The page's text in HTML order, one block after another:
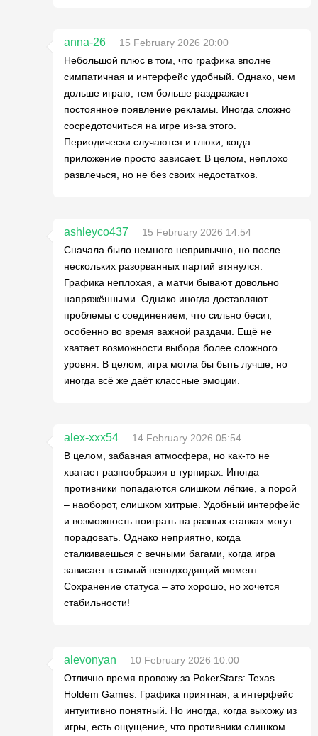
anna-26
15 February 2026 20:00
Небольшой плюс в том, что графика вполне
симпатичная и интерфейс удобный. Однако, чем
дольше играю, тем больше раздражает
постоянное появление рекламы. Иногда сложно
сосредоточиться на игре из-за этого.
Периодически случаются и глюки, когда
приложение просто зависает. В целом, неплохо
развлечься, но не без своих недостатков.
ashleyco437
15 February 2026 14:54
Сначала было немного непривычно, но после
нескольких разорванных партий втянулся.
Графика неплохая, а матчи бывают довольно
напряжёнными. Однако иногда доставляют
проблемы с соединением, что сильно бесит,
особенно во время важной раздачи. Ещё не
хватает возможности выбора более сложного
уровня. В целом, игра могла бы быть лучше, но
иногда всё же даёт классные эмоции.
alex-xxx54
14 February 2026 05:54
В целом, забавная атмосфера, но как-то не
хватает разнообразия в турнирах. Иногда
противники попадаются слишком лёгкие, а порой
– наоборот, слишком хитрые. Удобный интерфейс
и возможность поиграть на разных ставках могут
порадовать. Однако неприятно, когда
сталкиваешься с вечными багами, когда игра
зависает в самый неподходящий момент.
Сохранение статуса – это хорошо, но хочется
стабильности!
alevonyan
10 February 2026 10:00
Отлично время провожу за PokerStars: Texas
Holdem Games. Графика приятная, а интерфейс
интуитивно понятный. Но иногда, когда выхожу из
игры, есть ощущение, что противники слишком